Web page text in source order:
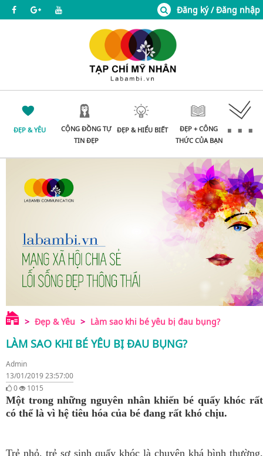
Đăng ký / Đăng nhập
ĐẸP & YÊU
CỘNG ĐỒNG TỰ
TIN ĐẸP
ĐẸP & HIỂU BIẾT
ĐẸP + CÔNG
THỨC CỦA BẠN
Đẹp & Yêu Làm sao khi bé yêu bị đau bụng?
LÀM SAO KHI BÉ YÊU BỊ ĐAU BỤNG?
Admin
13/01/2019 23:57:00
0
1015
Một trong những nguyên nhân khiến bé quấy khóc rất
có thể là vì hệ tiêu hóa của bé đang rất khó chịu.
Trẻ nhỏ, trẻ sơ sinh quấy khóc là chuyện khá bình thường.